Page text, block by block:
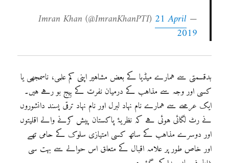
— Imran Khan (@ImranKhanPTI)
21 April
2019
بدقسمتی سے ہمارے میڈیا کے بعض مشاہیر اپنی کم علمی، ناسمجھی یا
کسی اور وجہ سے مذاہب کے درمیان نفرت کے بِیج بو رہے ہیں۔
ایک عرصے سے ہمارے نام نہاد لبرل اور نام نہاد ترقی پسند دانشوروں
نے رٹ لگائی ہوئی ہے کہ نظریۂ پاکستان پیش کرنے والے اقلیتوں
اور دوسرے مذاہب کے ساتھ کسی امتیازی سلوک کے حامی تھے
اور خاص طور پر علامہ اقبال کے متعلق اس حوالے سے بہت سی